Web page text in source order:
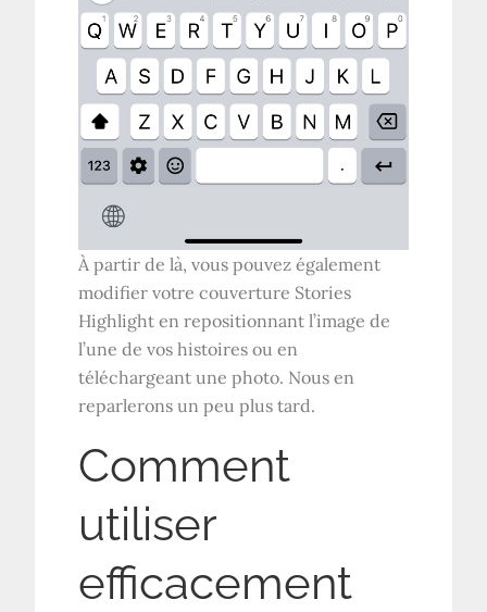
À partir de là, vous pouvez également
modifier votre couverture Stories
Highlight en repositionnant l’image de
l’une de vos histoires ou en
téléchargeant une photo. Nous en
reparlerons un peu plus tard.
Comment
utiliser
efficacement